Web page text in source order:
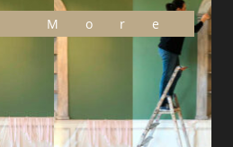
More